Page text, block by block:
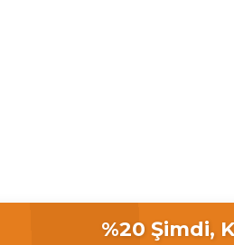
%20 Şimdi,